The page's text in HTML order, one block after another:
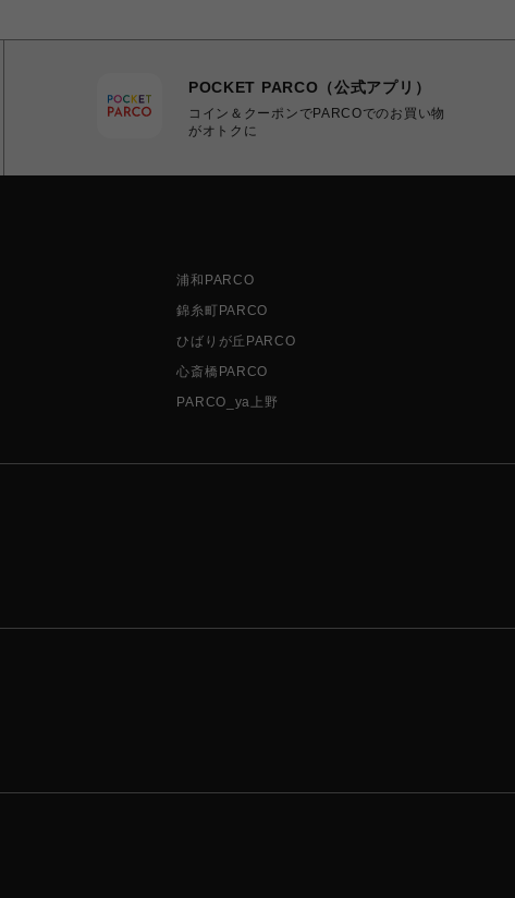
POCKET PARCO（公式アプリ）
コイン＆クーポンでPARCOでのお買い物
がオトクに
浦和PARCO
錦糸町PARCO
ひばりが丘PARCO
心斎橋PARCO
PARCO_ya上野